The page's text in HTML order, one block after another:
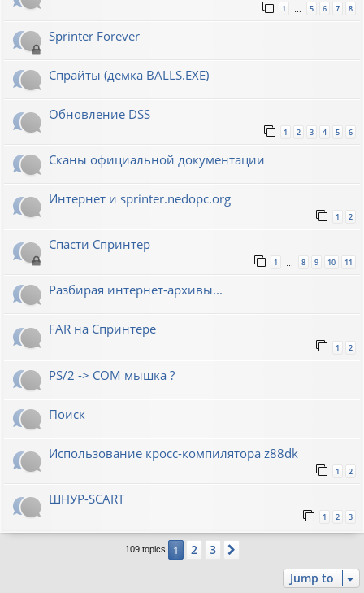
1 … 5 6 7 8
Sprinter Forever
Спрайты (демка BALLS.EXE)
Обновление DSS
1 2 3 4 5 6
Сканы официальной документации
Интернет и sprinter.nedopc.org
1 2
Спасти Спринтер
1 … 8 9 10 11
Разбирая интернет-архивы...
FAR на Спринтере
1 2
PS/2 -> COM мышка ?
Поиск
Использование кросс-компилятора z88dk
1 2
ШНУР-SCART
1 2 3
109 topics 1 2 3
Jump to